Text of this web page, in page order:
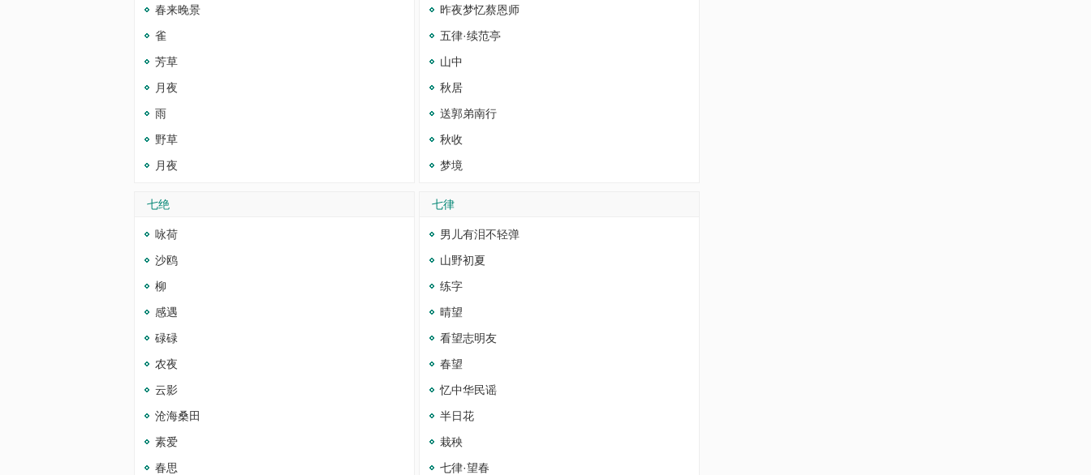
春来晚景
雀
芳草
月夜
雨
野草
月夜
昨夜梦忆蔡恩师
五律·续范亭
山中
秋居
送郭弟南行
秋收
梦境
七绝
咏荷
沙鸥
柳
感遇
碌碌
农夜
云影
沧海桑田
素爱
春思
七律
男儿有泪不轻弹
山野初夏
练字
晴望
看望志明友
春望
忆中华民谣
半日花
栽秧
七律·望春